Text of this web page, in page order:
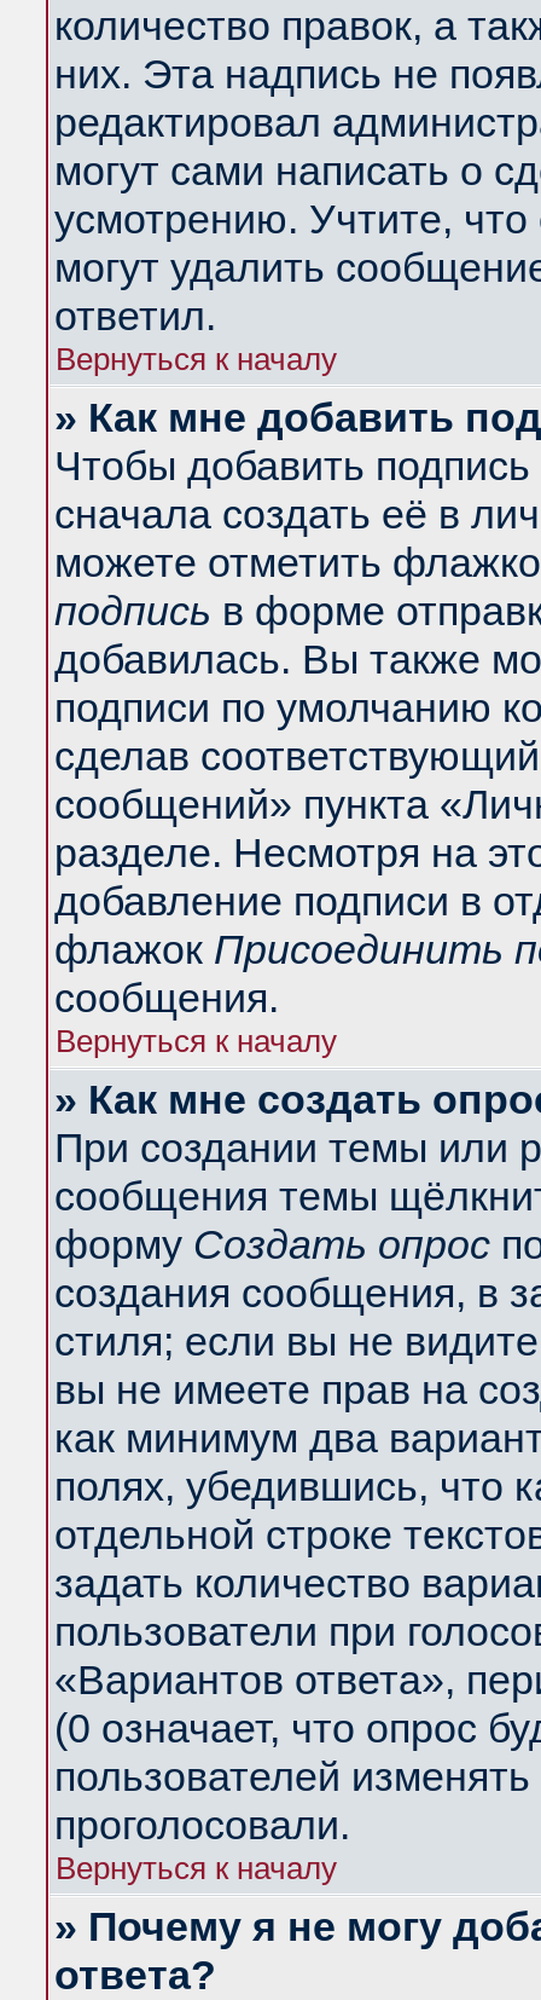
количество правок, а
них. Эта надпись не
редактировал
могут сами написать о
усмотрению. Учтите,
могут удалить
ответил.
Вернуться к началу
» Как мне добавить
Чтобы добавить
сначала создать её в
можете отметить
подпись в форме
добавилась. Вы также
подписи по умолчанию
сделав
сообщений» пункта
разделе. Несмотря на
добавление подписи в
флажок Присоединить
сообщения.
Вернуться к началу
» Как мне создать
При создании темы или
сообщения темы
форму Создать опрос
создания сообщения, в
стиля; если вы не
вы не имеете прав на
как минимум два
полях, убедившись, что
отдельной строке
задать количество
пользователи при
«Вариантов ответа»,
(0 означает, что опрос
пользователей
проголосовали.
Вернуться к началу
» Почему я не могу
ответа?